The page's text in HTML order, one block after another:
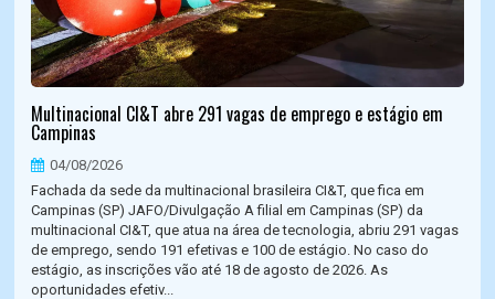
Multinacional CI&T abre 291 vagas de emprego e estágio em
Campinas
04/08/2026
Fachada da sede da multinacional brasileira CI&T, que fica em
Campinas (SP) JAFO/Divulgação A filial em Campinas (SP) da
multinacional CI&T, que atua na área de tecnologia, abriu 291 vagas
de emprego, sendo 191 efetivas e 100 de estágio. No caso do
estágio, as inscrições vão até 18 de agosto de 2026. As
oportunidades efetiv...